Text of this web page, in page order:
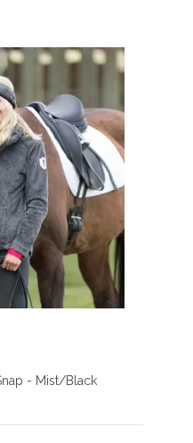
- Mist/Black